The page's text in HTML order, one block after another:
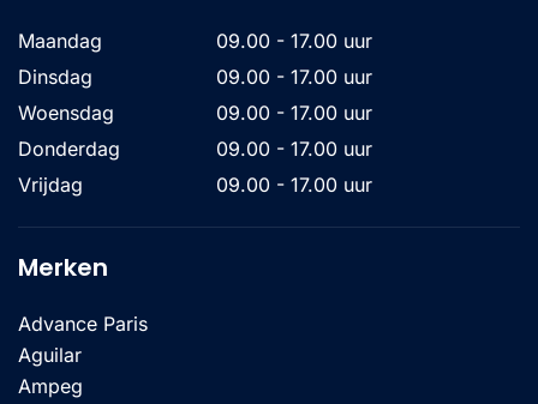
Maandag
09.00 - 17.00 uur
Dinsdag
09.00 - 17.00 uur
Woensdag
09.00 - 17.00 uur
Donderdag
09.00 - 17.00 uur
Vrijdag
09.00 - 17.00 uur
Merken
Advance Paris
Aguilar
Ampeg